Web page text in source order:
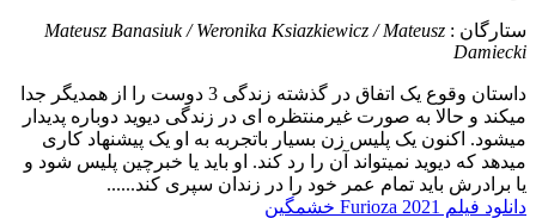
ستارگان : Mateusz Banasiuk / Weronika Ksiazkiewicz / Mateusz
Damiecki
داستان
وقوع یک اتفاق در گذشته زندگی 3 دوست را از همدیگر جدا
میکند و حالا به صورت غیرمنتظره ای در زندگی دیوید دوباره پدیدار
میشود. اکنون یک پلیس زن بسیار باتجربه به او یک پیشنهاد کاری
میدهد که دیوید نمیتواند آن را رد کند. او باید یا خبرچین پلیس شود و
یا برادرش باید تمام عمر خود را در زندان سپری کند......
دانلود فیلم Furioza 2021 خشمگین